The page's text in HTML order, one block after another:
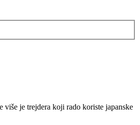
je trejdera koji rado koriste japanske